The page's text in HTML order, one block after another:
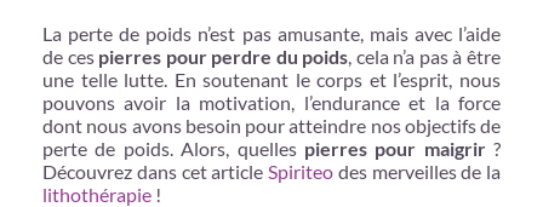
La perte de poids n’est pas amusante, mais avec l’aide
de ces pierres pour perdre du poids, cela n’a pas à être
une telle lutte. En soutenant le corps et l’esprit, nous
pouvons avoir la motivation, l’endurance et la force
dont nous avons besoin pour atteindre nos objectifs de
perte de poids. Alors, quelles pierres pour maigrir?
Découvrez dans cet article Spiriteo des merveilles de la
lithothérapie !